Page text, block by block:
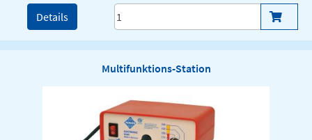
Details
Multifunktions-Station